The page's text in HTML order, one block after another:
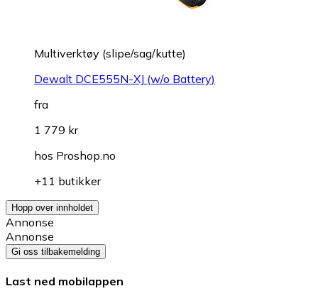
Multiverktøy (slipe/sag/kutte)
Dewalt DCE555N-XJ (w/o Battery)
fra
1 779 kr
hos Proshop.no
+11 butikker
Hopp over innholdet
Annonse
Annonse
Gi oss tilbakemelding
Last ned mobilappen